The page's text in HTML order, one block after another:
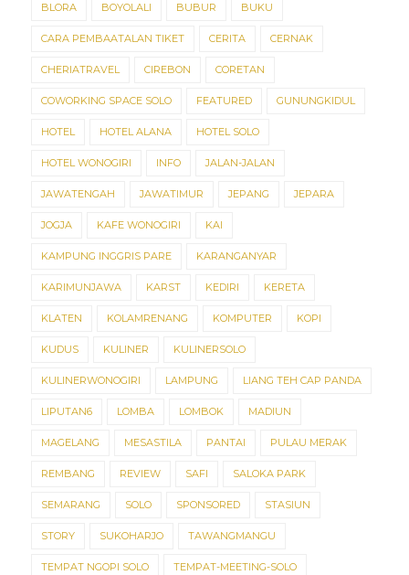
BLORA BOYOLALI BUBUR BUKU
CARA PEMBAATALAN TIKET CERITA CERNAK
CHERIATRAVEL CIREBON CORETAN
COWORKING SPACE SOLO FEATURED GUNUNGKIDUL
HOTEL HOTEL ALANA HOTEL SOLO
HOTEL WONOGIRI INFO JALAN-JALAN
JAWATENGAH JAWATIMUR JEPANG JEPARA
JOGJA KAFE WONOGIRI KAI
KAMPUNG INGGRIS PARE KARANGANYAR
KARIMUNJAWA KARST KEDIRI KERETA
KLATEN KOLAMRENANG KOMPUTER KOPI
KUDUS KULINER KULINERSOLO
KULINERWONOGIRI LAMPUNG LIANG TEH CAP PANDA
LIPUTAN6 LOMBA LOMBOK MADIUN
MAGELANG MESASTILA PANTAI PULAU MERAK
REMBANG REVIEW SAFI SALOKA PARK
SEMARANG SOLO SPONSORED STASIUN
STORY SUKOHARJO TAWANGMANGU
TEMPAT NGOPI SOLO TEMPAT-MEETING-SOLO